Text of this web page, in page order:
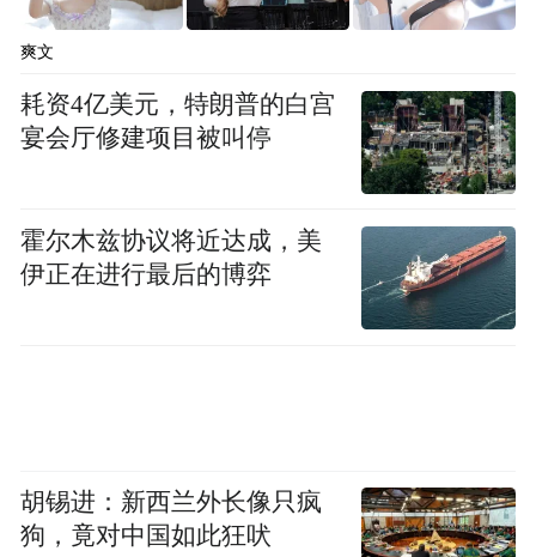
爽文
耗资4亿美元，特朗普的白宫
宴会厅修建项目被叫停
霍尔木兹协议将近达成，美
伊正在进行最后的博弈
胡锡进：新西兰外长像只疯
狗，竟对中国如此狂吠